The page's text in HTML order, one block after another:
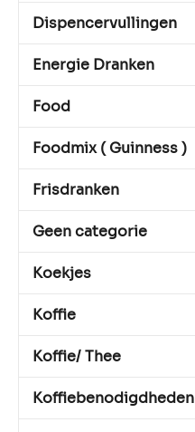
Dispencervullingen
Energie Dranken
Food
Foodmix ( Guinness )
Frisdranken
Geen categorie
Koekjes
Koffie
Koffie/ Thee
Koffiebenodigdheden